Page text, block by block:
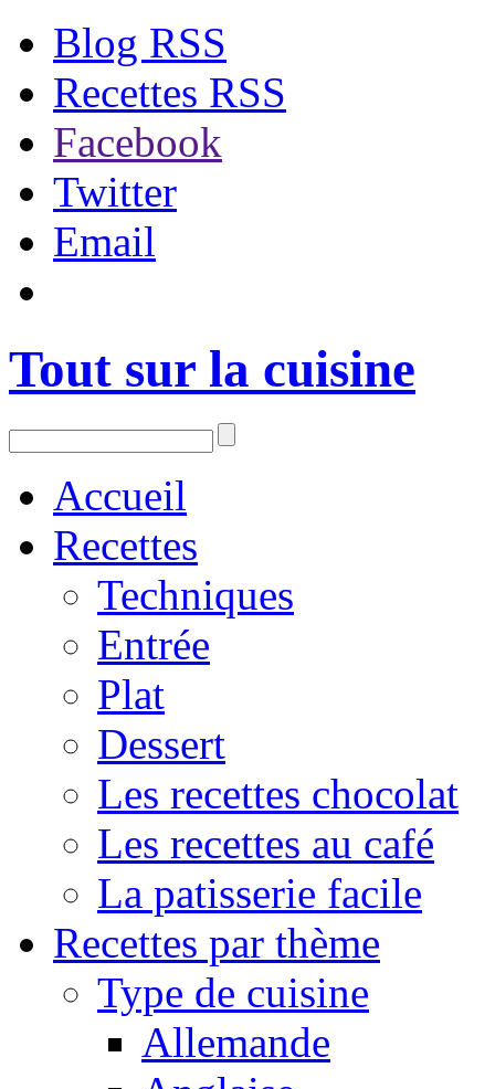
Blog RSS
Recettes RSS
Facebook
Twitter
Email
Tout sur la cuisine
Accueil
Recettes
Techniques
Entrée
Plat
Dessert
Les recettes chocolat
Les recettes au café
La patisserie facile
Recettes par thème
Type de cuisine
Allemande